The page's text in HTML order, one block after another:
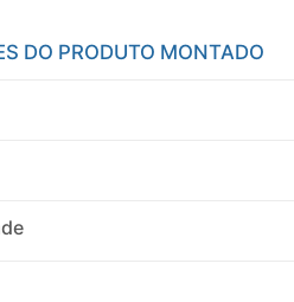
DO PRODUTO MONTADO